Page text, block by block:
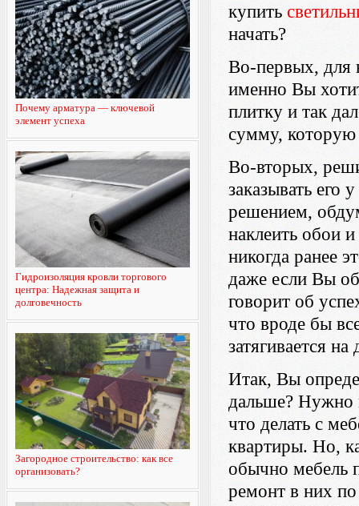
Почему арматура — ключевой
элемент успеха
Гидроизоляция кровли торгового
центра: Надежная защита и
долговечность
Загородное строительство: как все
организовать?
купить
начать?
Во-первых, для
именно Вы
плитку и так
сумму, которую
Во-вторых,
заказывать
решением,
наклеить обои
никогда ранее
даже если Вы
говорит об
что вроде бы
затягивается
Итак, Вы
дальше? Нужно
что делать с
квартиры. Но,
обычно мебель
ремонт в них по